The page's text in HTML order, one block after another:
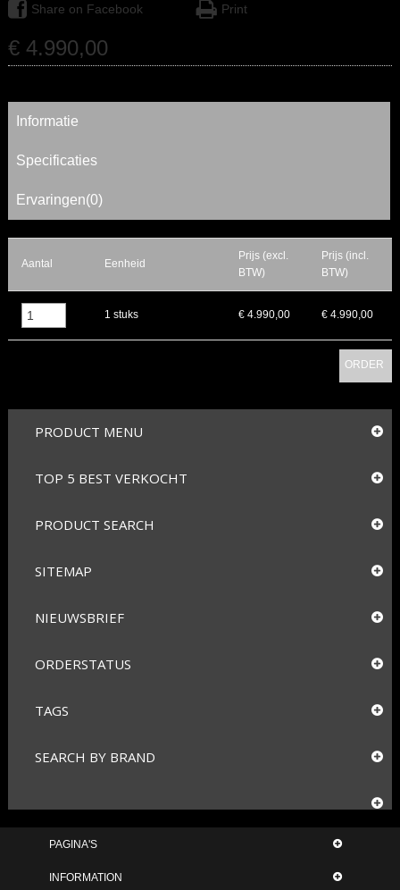
Share on Facebook Print
€ 4.990,00
Informatie
Specificaties
Ervaringen(0)
Aantal Eenheid
Prijs (excl.
BTW)
Prijs (incl.
BTW)
1 stuks € 4.990,00 € 4.990,00
ORDER
PRODUCT MENU
TOP 5 BEST VERKOCHT
PRODUCT SEARCH
SITEMAP
NIEUWSBRIEF
ORDERSTATUS
TAGS
SEARCH BY BRAND
PAGINA'S
INFORMATION